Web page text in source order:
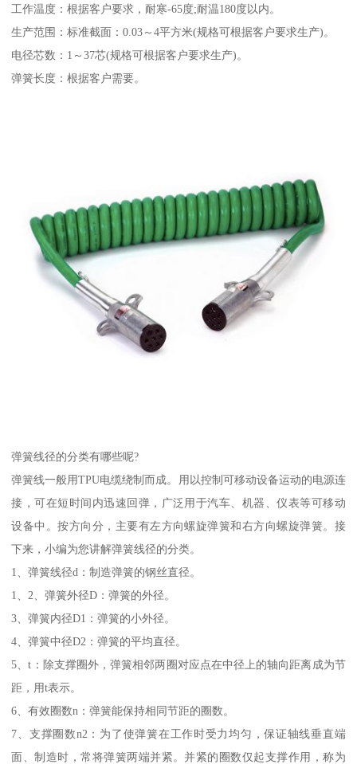
工作温度：根据客户要求，耐寒-65度;耐温180度以内。
生产范围：标准截面：0.03～4平方米(规格可根据客户要求生产)。
电径芯数：1～37芯(规格可根据客户要求生产)。
弹簧长度：根据客户需要。
弹簧线径的分类有哪些呢?
弹簧线一般用TPU电缆绕制而成。用以控制可移动设备运动的电源连
接，可在短时间内迅速回弹，广泛用于汽车、机器、仪表等可移动
设备中。按方向分，主要有左方向螺旋弹簧和右方向螺旋弹簧。接
下来，小编为您讲解弹簧线径的分类。
1、弹簧线径d：制造弹簧的钢丝直径。
1、2、弹簧外径D：弹簧的外径。
3、弹簧内径D1：弹簧的小外径。
4、弹簧中径D2：弹簧的平均直径。
5、t：除支撑圈外，弹簧相邻两圈对应点在中径上的轴向距离成为节
距，用t表示。
6、有效圈数n：弹簧能保持相同节距的圈数。
7、支撑圈数n2：为了使弹簧在工作时受力均匀，保证轴线垂直端
面、制造时，常将弹簧两端并紧。并紧的圈数仅起支撑作用，称为